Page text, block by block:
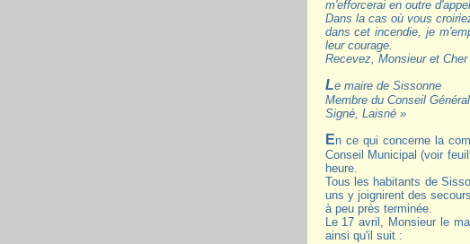
m'efforcerai en outre
Dans la cas où vous
dans cet incendie, je
leur courage.
Recevez, Monsieur et
Le maire de Sissonne
Membre du Conseil
Signé, Laisné »
En ce qui concerne la commune de Sissonne, sur la proposition de M le maire, comme pour répondre aux vœux de tous les habitants, le
Conseil Municipal (voir
heure.
Tous les habitants de
uns y joignirent des
à peu près terminée.
Le 17 avril, Monsieur le
ainsi qu'il suit :